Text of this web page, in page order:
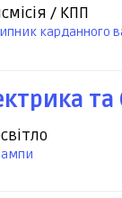
/ КПП
карданного
та